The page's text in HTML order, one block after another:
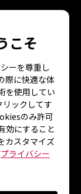
こそ
ーを尊重し
際に快適な体
を使用してい
ックしてす
のみ許可
効にすること
カスタマイズ
プライバシー